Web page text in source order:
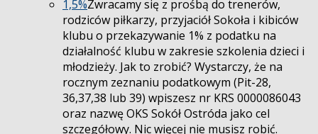
1,5%Zwracamy się z prośbą do trenerów,
rodziców piłkarzy, przyjaciół Sokoła i kibiców
klubu o przekazywanie 1% z podatku na
działalność klubu w zakresie szkolenia dzieci i
młodzieży. Jak to zrobić? Wystarczy, że na
rocznym zeznaniu podatkowym (Pit-28,
36,37,38 lub 39) wpiszesz nr KRS 0000086043
oraz nazwę OKS Sokół Ostróda jako cel
szczegółowy. Nic więcej nie musisz robić.